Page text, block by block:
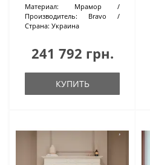
Материал:
Мрамор
Производитель:
Bravo
Страна: Украина
241 792 грн.
КУПИТЬ